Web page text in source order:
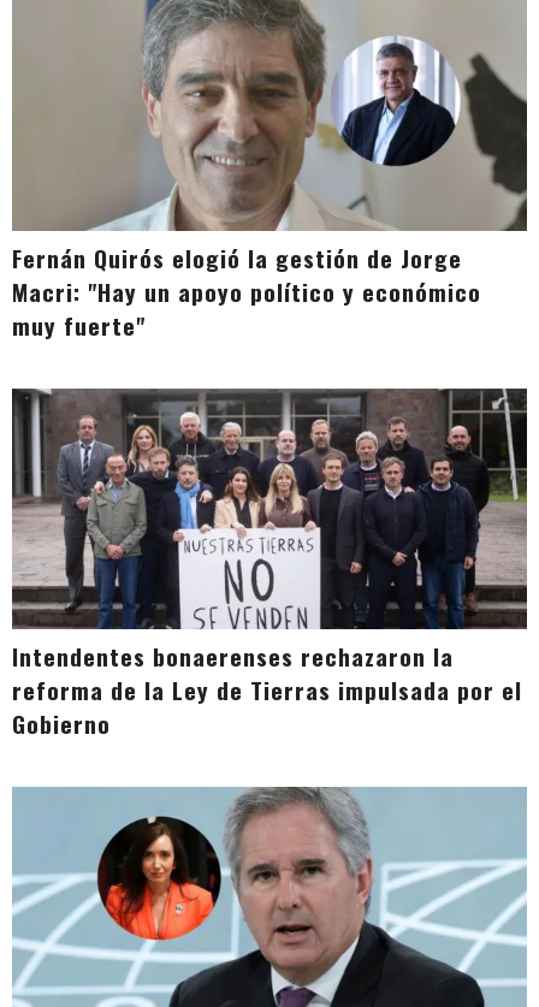
Fernán Quirós elogió la gestión de Jorge
Macri: "Hay un apoyo político y económico
muy fuerte"
Intendentes bonaerenses rechazaron la
reforma de la Ley de Tierras impulsada por el
Gobierno